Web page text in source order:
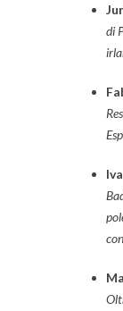
di